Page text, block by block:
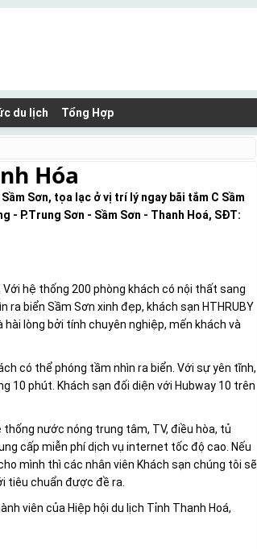
du lịch Tổng Hợp
Hóa
Sơn, tọa lạc ở vị trí lý ngay bãi tắm C Sầm
- P.Trung Sơn - Sầm Sơn - Thanh Hoá, SĐT:
hệ thống 200 phòng khách có nội thất sang
biển Sầm Sơn xinh đẹp, khách sạn HTHRUBY
lòng bởi tính chuyên nghiệp, mến khách và
có thể phóng tầm nhìn ra biển. Với sự yên tĩnh,
10 phút. Khách sạn đối diện với Hubway 10 trên
nước nóng trung tâm, TV, điều hòa, tủ
cấp miễn phí dịch vụ internet tốc độ cao. Nếu
mình thì các nhân viên Khách sạn chúng tôi sẽ
tiêu chuẩn được đề ra.
viên của Hiệp hội du lịch Tỉnh Thanh Hoá,